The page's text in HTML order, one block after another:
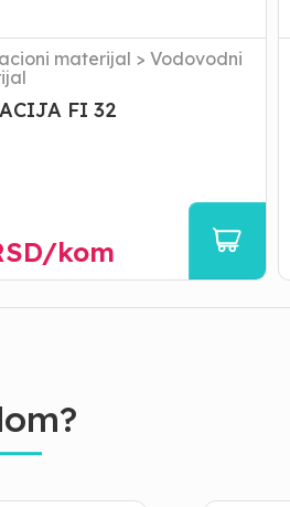
materijal > Vodovodni
FI 32
kom